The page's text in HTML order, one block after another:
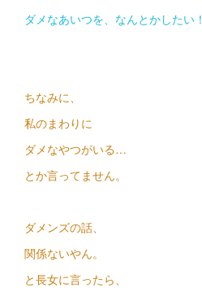
ダメなあいつを、なんとかしたい！
ちなみに、
私のまわりに
ダメなやつがいる…
とか言ってません。
ダメンズの話、
関係ないやん。
と長女に言ったら、